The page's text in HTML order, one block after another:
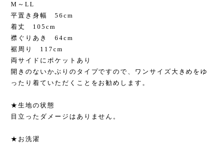
M～LL
平置き身幅 56cm
着丈 105cm
襟ぐりあき 64cm
裾周り 117cm
両サイドにポケットあり
開きのないかぶりのタイプですので、ワンサイズ大きめをゆ
ったり着ていただくことをお勧めします。
★生地の状態
目立ったダメージはありません。
★お洗濯